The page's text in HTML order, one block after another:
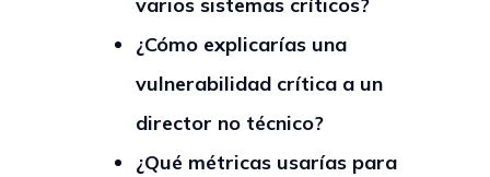
varios sistemas críticos?
¿Cómo explicarías una
vulnerabilidad crítica a un
director no técnico?
¿Qué métricas usarías para